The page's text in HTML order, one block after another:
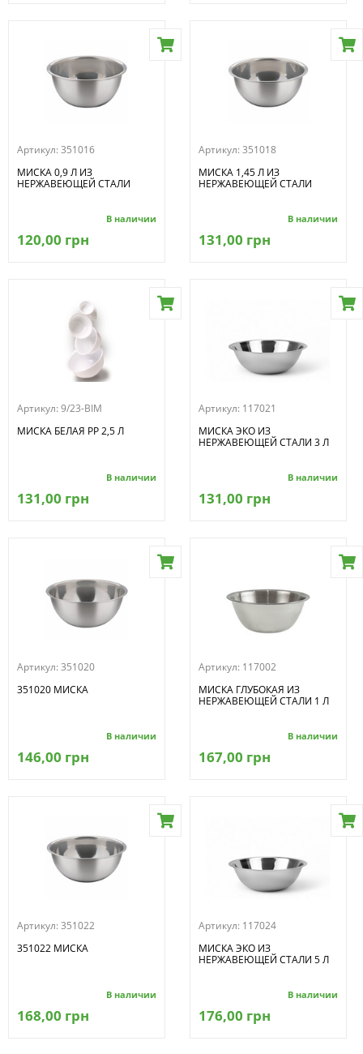
Артикул: 351016
МИСКА 0,9 Л ИЗ
НЕРЖАВЕЮЩЕЙ СТАЛИ
В наличии
120,00 грн
Артикул: 351018
МИСКА 1,45 Л ИЗ
НЕРЖАВЕЮЩЕЙ СТАЛИ
В наличии
131,00 грн
Артикул: 9/23-BIM
МИСКА БЕЛАЯ PP 2,5 Л
В наличии
131,00 грн
Артикул: 117021
МИСКА ЭКО ИЗ
НЕРЖАВЕЮЩЕЙ СТАЛИ 3 Л
В наличии
131,00 грн
Артикул: 351020
351020 МИСКА
В наличии
146,00 грн
Артикул: 117002
МИСКА ГЛУБОКАЯ ИЗ
НЕРЖАВЕЮЩЕЙ СТАЛИ 1 Л
В наличии
167,00 грн
Артикул: 351022
351022 МИСКА
В наличии
168,00 грн
Артикул: 117024
МИСКА ЭКО ИЗ
НЕРЖАВЕЮЩЕЙ СТАЛИ 5 Л
В наличии
176,00 грн